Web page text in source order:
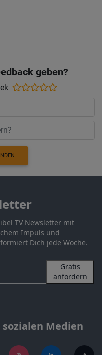
geben?
TV Newsletter mit
Impuls und
Dich jede Woche.
Gratis
anfordern
sozialen Medien